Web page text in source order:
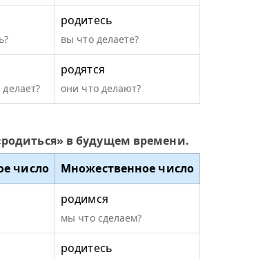
родитесь
вы что делаете?
родятся
они что делают?
в будущем времени.
число
Множественное число
родимся
мы что сделаем?
родитесь